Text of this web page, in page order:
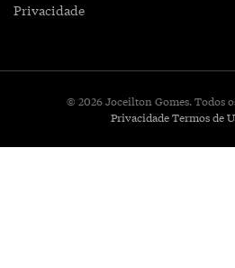
Privacidade
© 2026 Joceilton Gomes. Todos
PrivacidadeTermos de